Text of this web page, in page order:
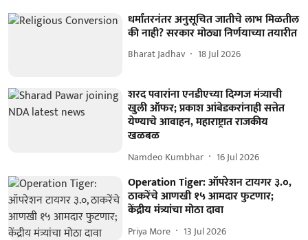
धर्मांतरनंतर अनुसूचित जातीचे लाभ मिळतील
की नाही? सरकार मोठ्या निर्णयाच्या तयारीत
Bharat Jadhav 18 Jul 2026
शरद पवारांना एनडीएच्या दिग्गज मंत्र्याची
खुली ऑफर; प्रकाश आंबेडकरांनाही सत्तेत
येण्याचे आवाहन, महाराष्ट्रात राजकीय
खळबळ
Namdeo Kumbhar 16 Jul 2026
Operation Tiger: ऑपरेशन टायगर ३.०,
ठाकरेंचे आणखी १५ आमदार फुटणार;
केंद्रीय मंत्र्यांचा मोठा दावा
Priya More 13 Jul 2026